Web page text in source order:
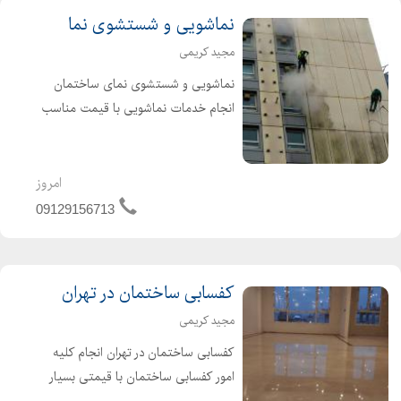
نماشویی و شستشوی نما
مجید کریمی
نماشویی و شستشوی نمای ساختمان
انجام خدمات نماشویی با قیمت مناسب
امروز
09129156713
کفسابی ساختمان در تهران
مجید کریمی
کفسابی ساختمان در تهران انجام کلیه
امور کفسابی ساختمان با قیمتی بسیار